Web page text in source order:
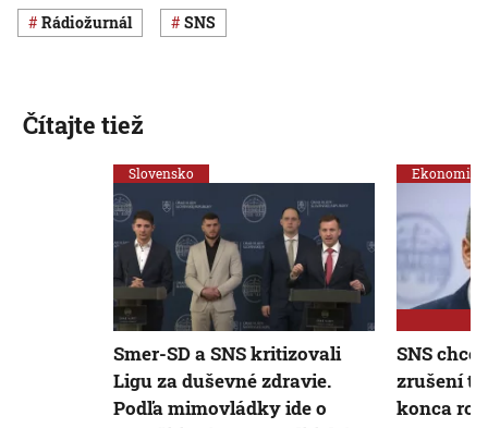
Rádiožurnál SNS
Čítajte tiež
Slovensko
Smer-SD a SNS kritizovali
Ligu za duševné zdravie.
Podľa mimovládky ide o
Ekonomika
SNS
zrušení
konca